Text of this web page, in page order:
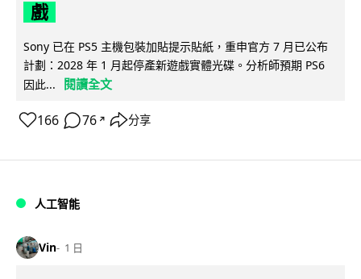
戲
Sony 已在 PS5 主機包裝加貼提示貼紙，重申官方 7 月已公布
計劃：2028 年 1 月起停產新遊戲實體光碟。分析師預期 PS6
因此...
閱讀全文
166 76 ↗ 分享
人工智能
Vin 1 日